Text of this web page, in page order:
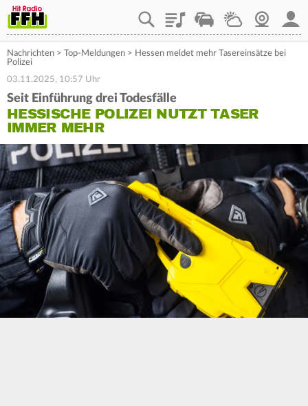
PlaylistStaupilotWetterWebcam
Nachrichten > Top-Meldungen > Hessen meldet mehr Tasereinsätze bei
Polizei
03.11.2025, 10:57 Uhr
Seit Einführung drei Todesfälle
HESSISCHE POLIZEI NUTZT TASER
IMMER MEHR